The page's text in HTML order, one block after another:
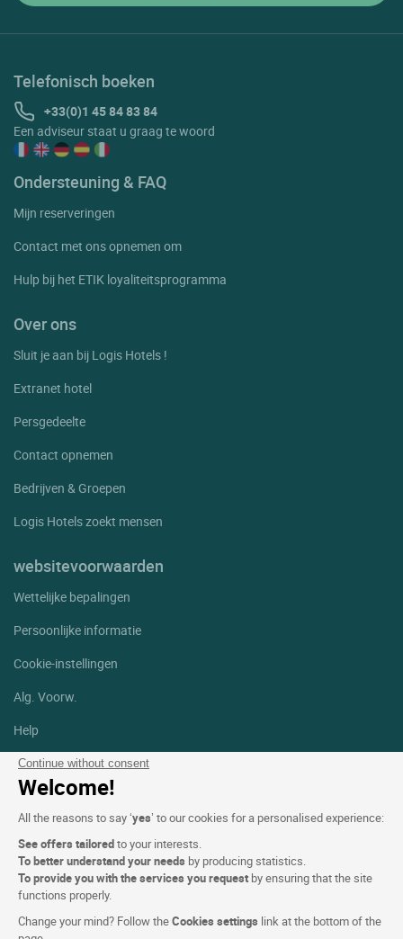
Continue without consent
Welcome!
All the reasons to say ‘yes’ to our cookies for a personalised experience:
See offers tailoredto your interests.
To better understand your needs by producing statistics.
To provide you with the services you request by ensuring that the site
functions properly.
Change your mind? Follow theCookies settings link at the bottom of the
Telefonisch boeken
+33(0)1 45 84 83 84
Een adviseur staat u graag te woord
Ondersteuning & FAQ
Mijn reserveringen
Contact met ons opnemen om
Hulp bij het ETIK loyaliteitsprogramma
Over ons
Sluit je aan bij Logis Hotels !
Extranet hotel
Persgedeelte
Contact opnemen
Bedrijven & Groepen
Logis Hotels zoekt mensen
websitevoorwaarden
Wettelijke bepalingen
Persoonlijke informatie
Cookie-instellingen
Alg. Voorw.
Help
Sitemap
Foto's
Facebook
Instagram
Linkedin